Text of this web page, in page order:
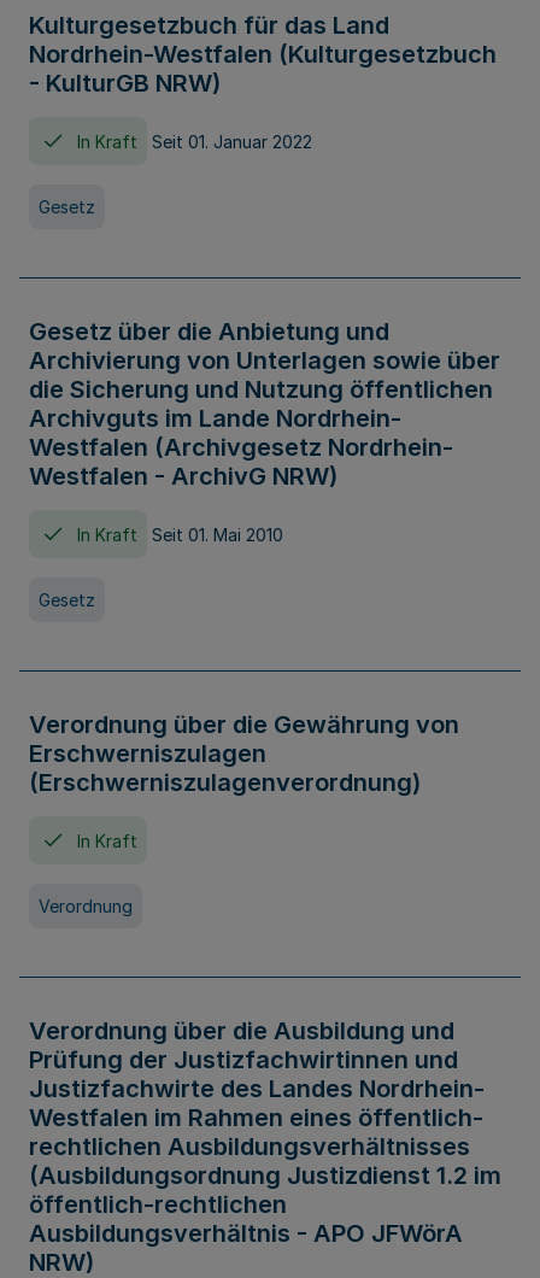
Kulturgesetzbuch für das Land
Nordrhein-Westfalen (Kulturgesetzbuch
- KulturGB NRW)
In Kraft Seit 01. Januar 2022
Gesetz
Gesetz über die Anbietung und
Archivierung von Unterlagen sowie über
die Sicherung und Nutzung öffentlichen
Archivguts im Lande Nordrhein-
Westfalen (Archivgesetz Nordrhein-
Westfalen - ArchivG NRW)
In Kraft Seit 01. Mai 2010
Gesetz
Verordnung über die Gewährung von
Erschwerniszulagen
(Erschwerniszulagenverordnung)
In Kraft
Verordnung
Verordnung über die Ausbildung und
Prüfung der Justizfachwirtinnen und
Justizfachwirte des Landes Nordrhein-
Westfalen im Rahmen eines öffentlich-
rechtlichen Ausbildungsverhältnisses
(Ausbildungsordnung Justizdienst 1.2 im
öffentlich-rechtlichen
Ausbildungsverhältnis - APO JFWörA
NRW)